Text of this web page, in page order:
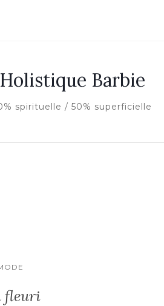
Holistique Barbie
spirituelle / 50% superficielle
fleuri